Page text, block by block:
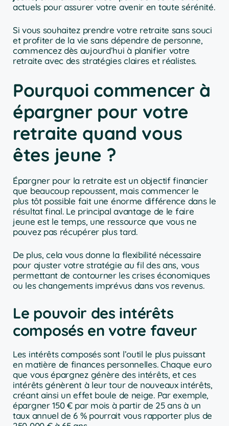
actuels pour assurer votre avenir en toute sérénité.
Si vous souhaitez prendre votre retraite sans souci
et profiter de la vie sans dépendre de personne,
commencez dès aujourd’hui à planifier votre
retraite avec des stratégies claires et réalistes.
Pourquoi commencer à
épargner pour votre
retraite quand vous
êtes jeune ?
Épargner pour la retraite est un objectif financier
que beaucoup repoussent, mais commencer le
plus tôt possible fait une énorme différence dans le
résultat final. Le principal avantage de le faire
jeune est le temps, une ressource que vous ne
pouvez pas récupérer plus tard.
De plus, cela vous donne la flexibilité nécessaire
pour ajuster votre stratégie au fil des ans, vous
permettant de contourner les crises économiques
ou les changements imprévus dans vos revenus.
Le pouvoir des intérêts
composés en votre faveur
Les intérêts composés sont l’outil le plus puissant
en matière de finances personnelles. Chaque euro
que vous épargnez génère des intérêts, et ces
intérêts génèrent à leur tour de nouveaux intérêts,
créant ainsi un effet boule de neige. Par exemple,
épargner 150 € par mois à partir de 25 ans à un
taux annuel de 6 % pourrait vous rapporter plus de